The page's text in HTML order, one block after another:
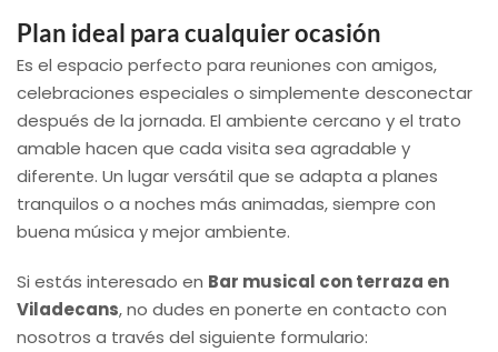
Plan ideal para cualquier ocasión
Es el espacio perfecto para reuniones con amigos,
celebraciones especiales o simplemente desconectar
después de la jornada. El ambiente cercano y el trato
amable hacen que cada visita sea agradable y
diferente. Un lugar versátil que se adapta a planes
tranquilos o a noches más animadas, siempre con
buena música y mejor ambiente.
Si estás interesado en Bar musical con terraza en
Viladecans, no dudes en ponerte en contacto con
nosotros a través del siguiente formulario: